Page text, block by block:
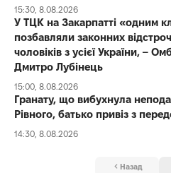
15:30, 8.08.2026
У ТЦК на Закарпатті «одним
позбавляли законних
чоловіків з усієї України, –
Дмитро Лубінець
15:00, 8.08.2026
Гранату, що вибухнула
Рівного, батько привіз з
14:30, 8.08.2026
Назад